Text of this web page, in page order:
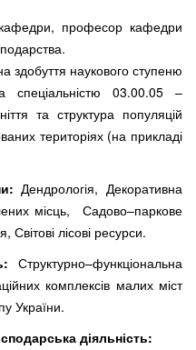
професор кафедри
здобуття наукового ступеню
спеціальністю 03.00.05 –
та структура популяцій
територіях (на прикладі
Дендрологія, Декоративна
місць, Садово–паркове
лісові ресурси.
Структурно–функціональна
комплексів малих міст
України.
діяльність: